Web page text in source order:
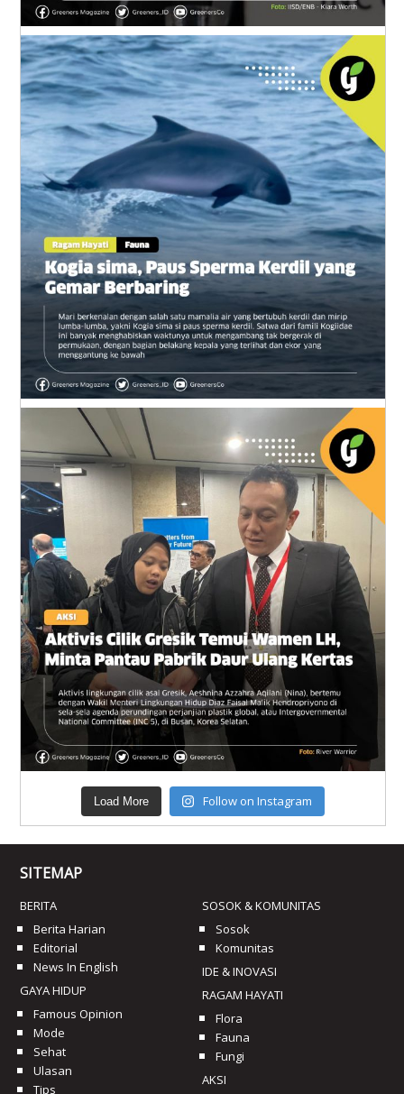
Load More Follow on Instagram
SITEMAP
BERITA
Berita Harian
Editorial
News In English
GAYA HIDUP
Famous Opinion
Mode
Sehat
Ulasan
Tips
SOSOK & KOMUNITAS
Sosok
Komunitas
IDE & INOVASI
RAGAM HAYATI
Flora
Fauna
Fungi
AKSI